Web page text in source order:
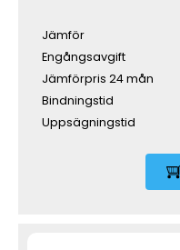
Jämför
Engångsavgift
Jämförpris 24 mån
Bindningstid
Uppsägningstid